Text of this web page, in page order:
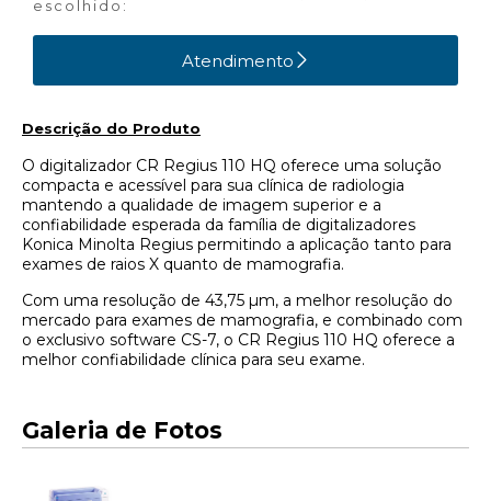
escolhido:
Atendimento
Descrição do Produto​
O digitalizador CR Regius 110 HQ oferece uma solução
compacta e acessível para sua clínica de radiologia
mantendo a qualidade de imagem superior e a
confiabilidade esperada da família de digitalizadores
Konica Minolta Regius permitindo a aplicação tanto para
exames de raios X quanto de mamografia.
Com uma resolução de 43,75 µm, a melhor resolução do
mercado para exames de mamografia, e combinado com
o exclusivo software CS-7, o CR Regius 110 HQ oferece a
melhor confiabilidade clínica para seu exame.
Galeria de Fotos